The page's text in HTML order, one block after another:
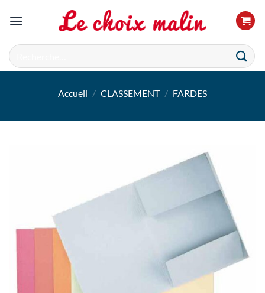
Recherche
pour :
Accueil / CLASSEMENT / FARDES